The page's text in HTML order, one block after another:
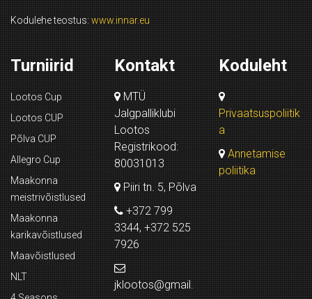
Kodulehe teostus: www.innar.eu
Turniirid
Lootos Cup
Lootos CUP
Põlva CUP
Allegro Cup
Maakonna
meistrivõistlused
Maakonna
karikavõistlused
Maavõistlused
NLT
Kontakt
MTÜ
Jalgpalliklubi
Lootos
Registrikood:
80031013
Piiri tn. 5, Põlva
+372 799
3344, +372 525
7926
jklootos@gmail.
Koduleht
Privaatsuspoliitik
a
Annetamise
poliitika